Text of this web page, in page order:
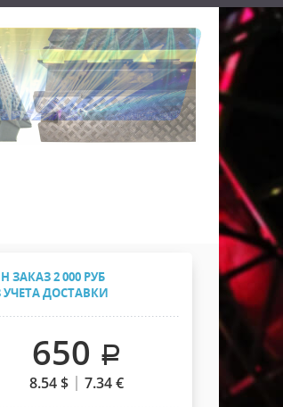
HNS
аппаратура
МИКРОСЦЕНА
Аксессуары
Стойки
чехлы и Кейсы
модули
полицейский ИДН
ЗАКАЗ 2 000 РУБ
УЧЕТА ДОСТАВКИ
650 .
8.54$ 7.34€